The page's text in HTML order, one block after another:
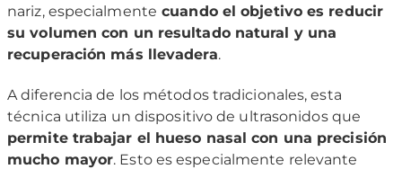
nariz, especialmente cuando el objetivo es reducir
su volumen con un resultado natural y una
recuperación más llevadera.
A diferencia de los métodos tradicionales, esta
técnica utiliza un dispositivo de ultrasonidos que
permite trabajar el hueso nasal con una precisión
mucho mayor. Esto es especialmente relevante